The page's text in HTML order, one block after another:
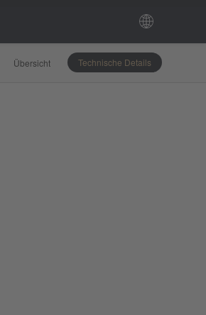
Übersicht Technische Details